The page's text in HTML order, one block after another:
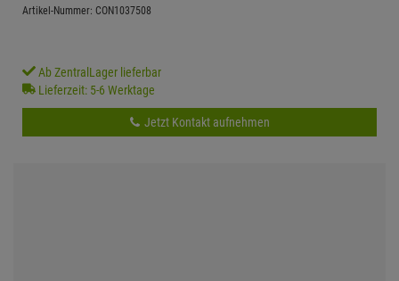
Artikel-Nummer: CON1037508
Ab ZentralLager lieferbar
Lieferzeit: 5-6 Werktage
Jetzt Kontakt aufnehmen